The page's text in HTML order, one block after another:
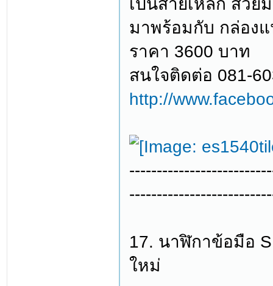
เป็นสายเหล็ก สวย
มาพร้อมกับ กล่อง
ราคา 3600 บาท
สนใจติดต่อ 081-
http://
17. นาฬิกาข้อมือ
ใหม่